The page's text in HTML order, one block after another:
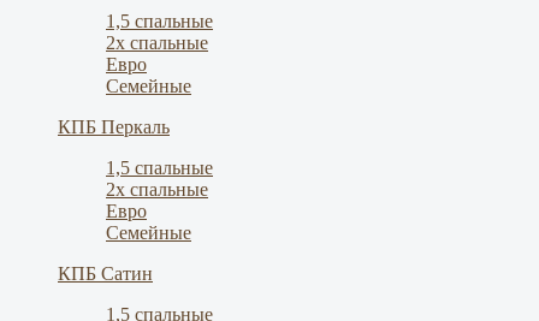
1,5 спальные
2х спальные
Евро
Семейные
КПБ Перкаль
1,5 спальные
2х спальные
Евро
Семейные
КПБ Сатин
1,5 спальные